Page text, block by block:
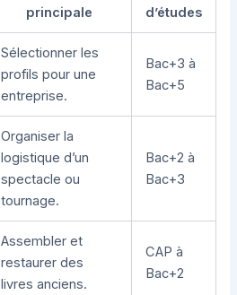
principale d’études
Sélectionner les
profils pour une
entreprise.
Bac+3 à
Bac+5
Organiser la
logistique d’un
spectacle ou
tournage.
Bac+2 à
Bac+3
Assembler et
restaurer des
livres anciens.
CAP à
Bac+2